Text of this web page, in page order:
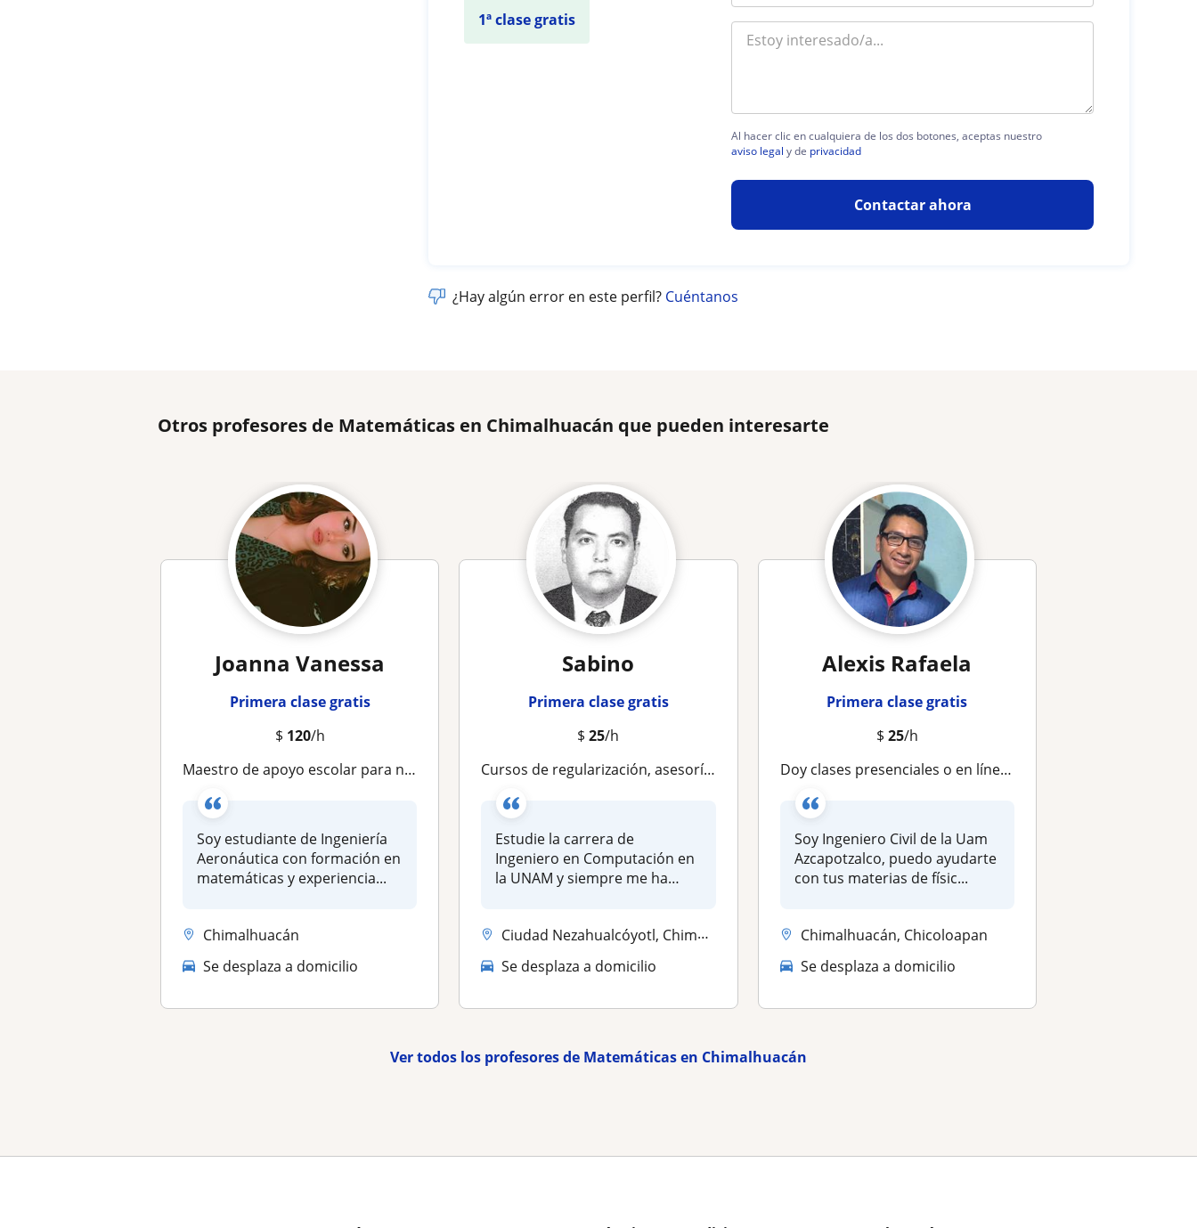
1ª clase gratis
Al hacer clic en cualquiera de los dos botones, aceptas nuestro
aviso legal y de privacidad
Contactar ahora
¿Hay algún error en este perfil? Cuéntanos
Otros profesores de Matemáticas en Chimalhuacán que pueden interesarte
Joanna Vanessa
Primera clase gratis
$ 120/h
Maestro de apoyo escolar para niños y/ o adolescentes
Soy estudiante de Ingeniería
Aeronáutica con formación en
matemáticas y experiencia...
Chimalhuacán
Se desplaza a domicilio
Sabino
Primera clase gratis
$25/h
Cursos de regularización, asesorías y apoyo escolar
Estudie la carrera de
Ingeniero en Computación en
la UNAM y siempre me ha
Ciudad Nezahualcóyotl, Chimalhuacán, La Paz (Estado de México)
Se desplaza a domicilio
Alexis Rafaela
Primera clase gratis
$ 25/h
Doy clases presenciales o en línea, puedo ayudarte con tus dudas en tus materias de física o matemáticas. Soy Ing. Civil
Soy Ingeniero Civil de la Uam
Azcapotzalco, puedo ayudarte
con tus materias de físic...
Chimalhuacán, Chicoloapan
Se desplaza a domicilio
Ver todos los profesores de Matemáticas en Chimalhuacán